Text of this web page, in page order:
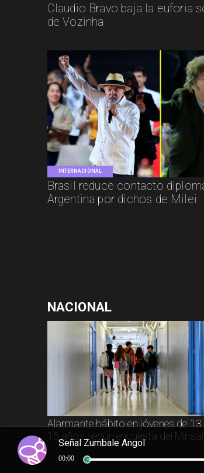
Claudio Bravo baja la euforia
de Vozinha
INTERNACIONAL
Brasil reduce contacto
Argentina por dichos de Milei
NACIONAL
Alarmante hábito en jóvenes de 13
15 años según encuesta del Minsal
Señal Zumbale Angol
00:00